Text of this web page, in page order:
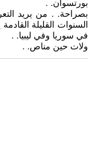
بورتسوان. .
بصراحة. . من يريد
السنوات القليلة
في سوريا وفي ليبيا. .
ولات حين مناص. .